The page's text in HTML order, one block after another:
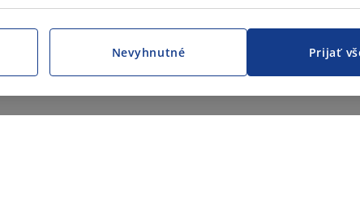
Prijať
Nevyhnutné